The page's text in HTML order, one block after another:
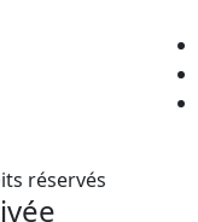
réservés